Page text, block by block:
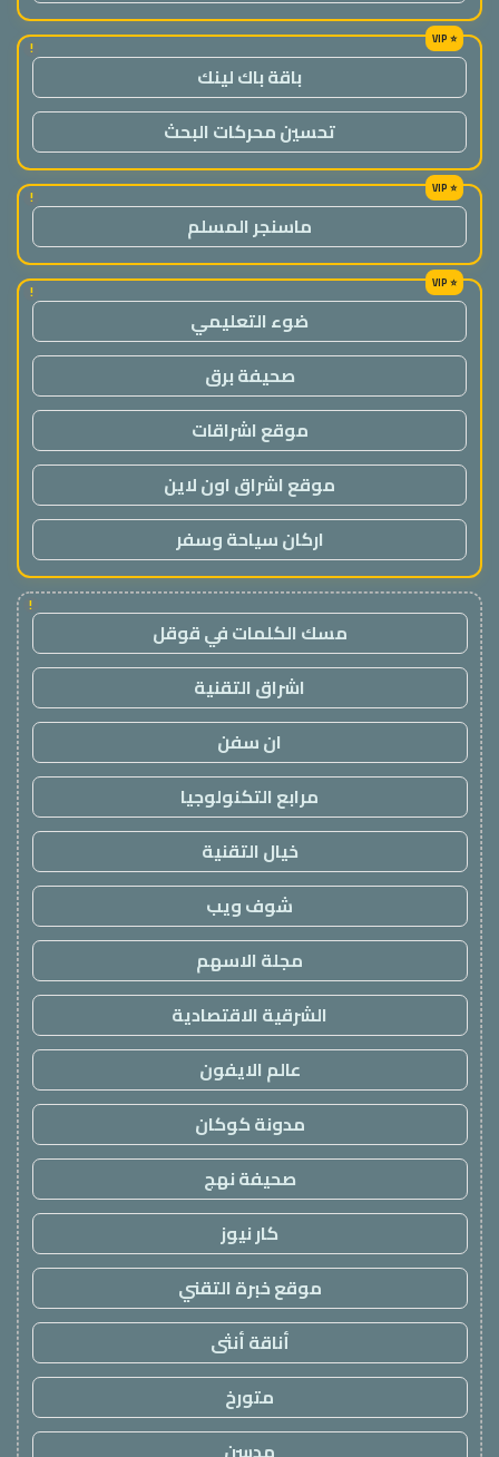
!
باقة باك لينك
تحسين محركات البحث
!
ماسنجر المسلم
!
ضوء التعليمي
صحيفة برق
موقع اشراقات
موقع اشراق اون لاين
اركان سياحة وسفر
!
مسك الكلمات في قوقل
اشراق التقنية
ان سفن
مرابع التكنولوجيا
خيال التقنية
شوف ويب
مجلة الاسهم
الشرقية الاقتصادية
عالم الايفون
مدونة كوكان
صحيفة نهج
كار نيوز
موقع خبرة التقني
أناقة أنثى
متورخ